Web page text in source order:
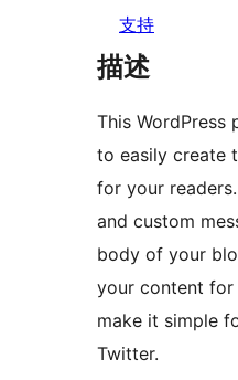
支持
描述
This WordPress
to easily create
for your
and custom
body of your
your content for
make it simple
Twitter.